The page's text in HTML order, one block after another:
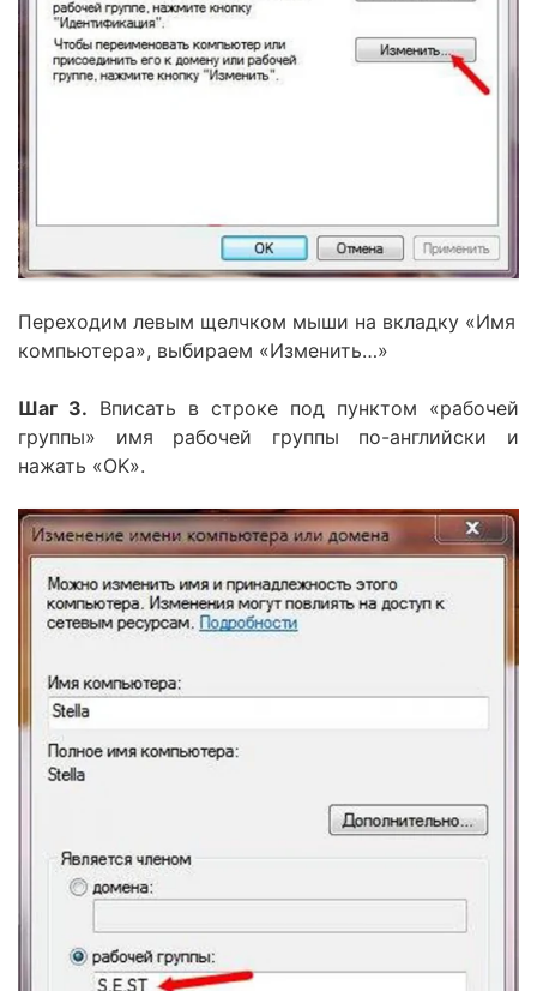
Переходим левым щелчком мыши на вкладку «Имя
компьютера», выбираем «Изменить…»
Шаг 3. Вписать в строке под пунктом «рабочей
группы» имя рабочей группы по-английски и
нажать «OK».